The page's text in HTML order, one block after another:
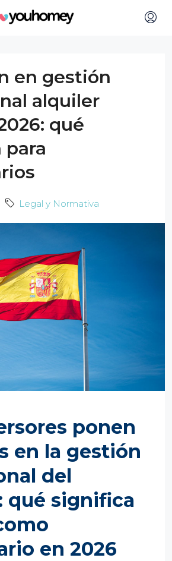
en gestión
alquiler
qué
Legal y Normativa
ponen
en la gestión
del
qué significa
en 2026